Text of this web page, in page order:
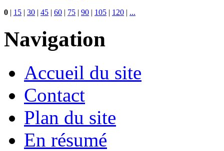
0 | 15 | 30 | 45 | 60 | 75 | 90 | 105 | 120 | ...
Navigation
Accueil du site
Contact
Plan du site
En résumé